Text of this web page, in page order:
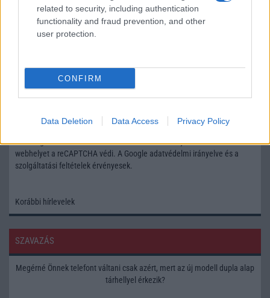
related to security, including authentication
functionality and fraud prevention, and other
user protection.
CONFIRM
Data Deletion Data Access Privacy Policy
Feliratkozás a Telefonguru ingyenes hírlevelére
Elfogadom azAdatvédelmi és Adatkezelési TájékoztatótEzt a
webhelyet a reCAPTCHA védi. A Google adatvédelmi irányelve és a
szolgáltatási feltételek érvényesek.
Korábbi hírlevelek
SZAVAZÁS
Megérné Önnek telefont váltani csak azért, mert az új modell dupla alap
tárhellyel érkezik?